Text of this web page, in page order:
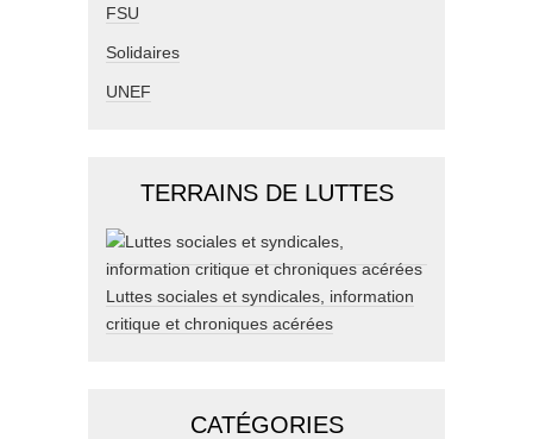
FSU
Solidaires
UNEF
TERRAINS DE LUTTES
Luttes sociales et syndicales, information
critique et chroniques acérées
CATÉGORIES